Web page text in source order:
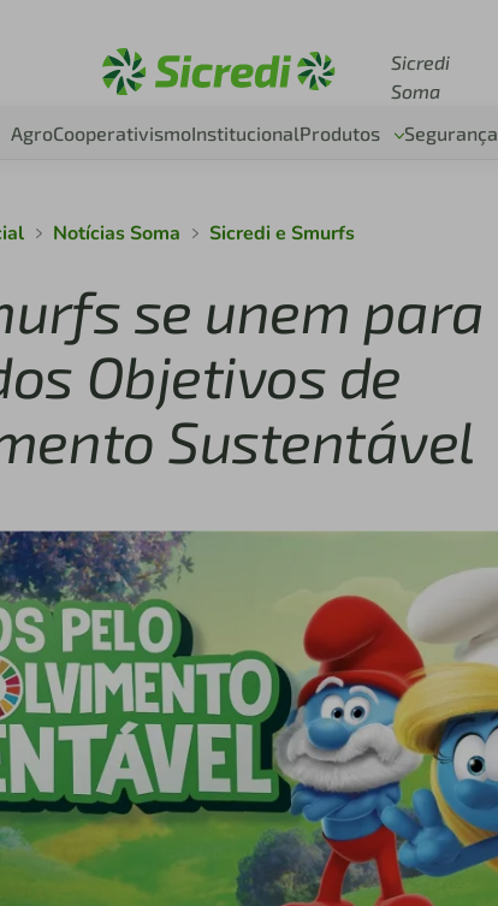
Sicredi
Soma
AgroCooperativismoInstitucionalProdutos Segurança
Notícias Soma Sicredi e Smurfs
se unem para
Objetivos de
Sustentável